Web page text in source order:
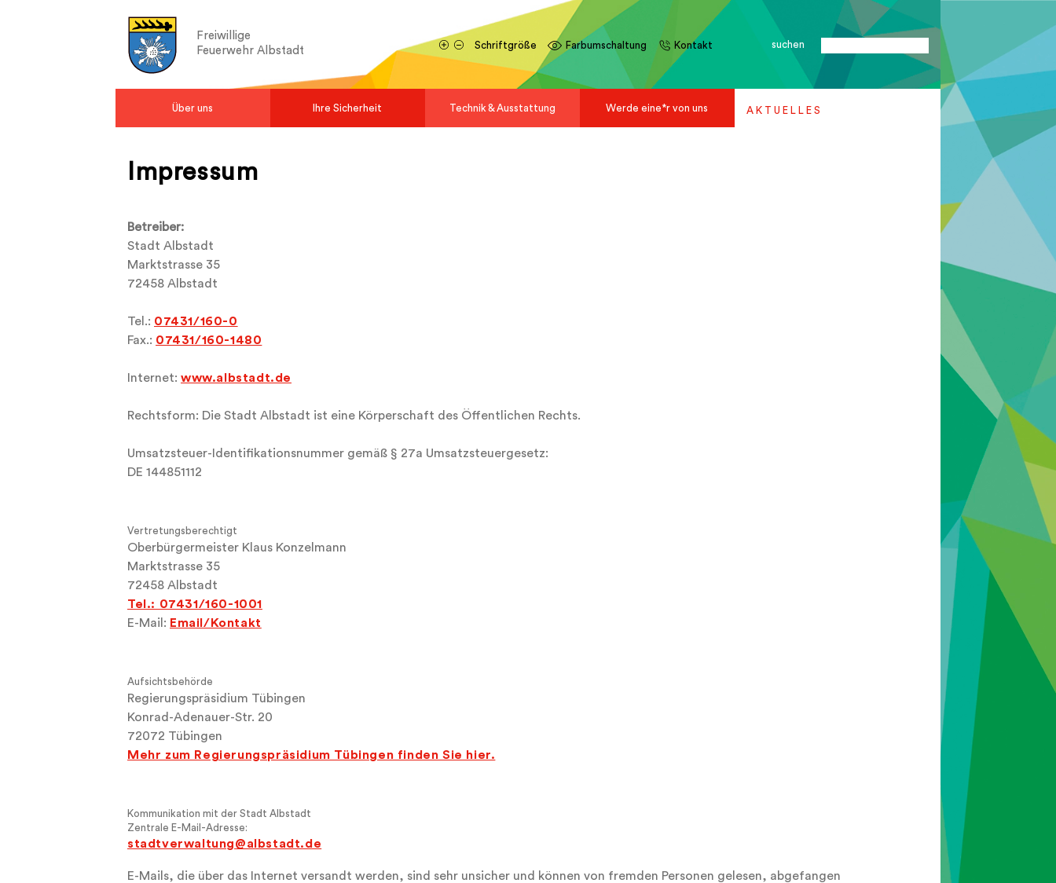
Freiwillige
Feuerwehr Albstadt
Schriftgröße Farbumschaltung Kontakt suchen
Über uns Ihre Sicherheit Technik & Ausstattung Werde eine*r von uns A K T U E L L E S
Impressum
Betreiber:
Stadt Albstadt
Marktstrasse 35
72458 Albstadt
Tel.: 07431/160-0
Fax.: 07431/160-1480
Internet: www.albstadt.de
Rechtsform: Die Stadt Albstadt ist eine Körperschaft des Öffentlichen Rechts.
Umsatzsteuer-Identifikationsnummer gemäß § 27a Umsatzsteuergesetz:
DE 144851112
Vertretungsberechtigt
Oberbürgermeister Klaus Konzelmann
Marktstrasse 35
72458 Albstadt
Tel.: 07431/160-1001
E-Mail: Email/Kontakt
Aufsichtsbehörde
Regierungspräsidium Tübingen
Konrad-Adenauer-Str. 20
72072 Tübingen
Mehr zum Regierungspräsidium Tübingen finden Sie hier.
Kommunikation mit der Stadt Albstadt
Zentrale E-Mail-Adresse:
stadtverwaltung@albstadt.de
E-Mails, die über das Internet versandt werden, sind sehr unsicher und können von fremden Personen gelesen, abgefangen